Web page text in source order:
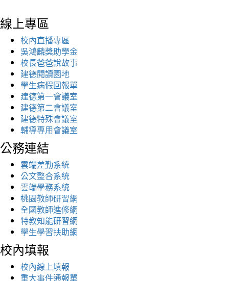
線上專區
校內直播專區
吳鴻麟獎助學金
校長爸爸說故事
建德閱讀園地
學生病假回報單
建德第一會議室
建德第二會議室
建德特殊會議室
輔導專用會議室
公務連結
雲端差勤系統
公文整合系統
雲端學務系統
桃園教師研習網
全國教師進修網
特教知能研習網
學生學習扶助網
校內填報
校內線上填報
重大事件通報單